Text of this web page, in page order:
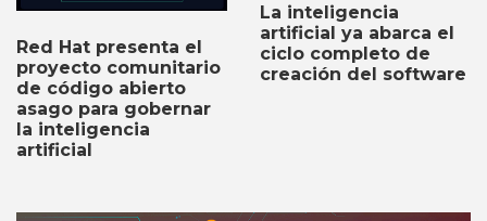
Red Hat presenta el
proyecto comunitario
de código abierto
asago para gobernar
la inteligencia
artificial
La inteligencia
artificial ya abarca el
ciclo completo de
creación del software